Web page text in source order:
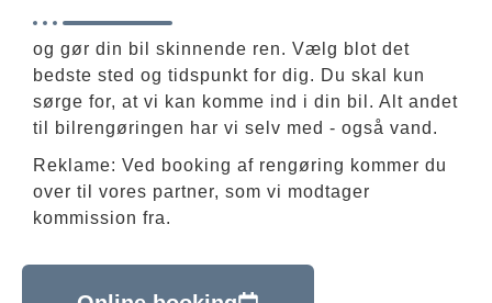
og gør din bil skinnende ren. Vælg blot det
bedste sted og tidspunkt for dig. Du skal kun
sørge for, at vi kan komme ind i din bil. Alt andet
til bilrengøringen har vi selv med - også vand.
Reklame: Ved booking af rengøring kommer du
over til vores partner, som vi modtager
kommission fra.